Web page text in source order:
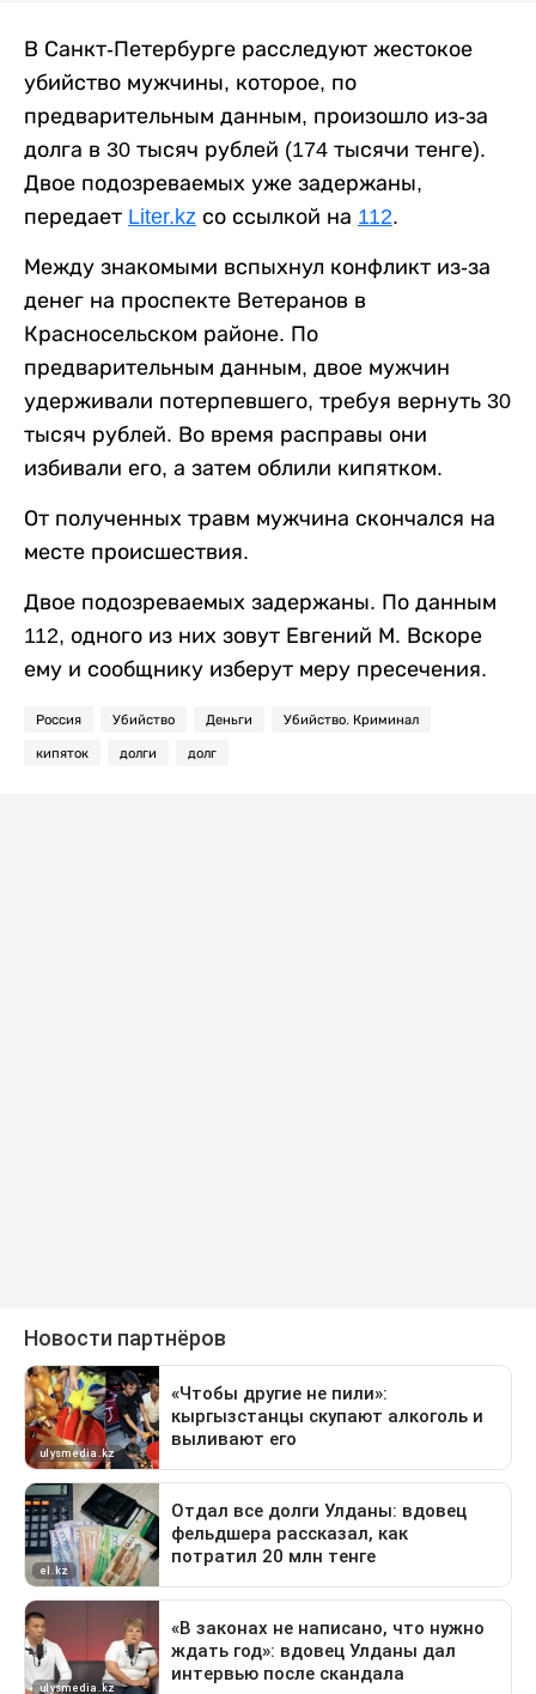
В Санкт-Петербурге расследуют жестокое
убийство мужчины, которое, по
предварительным данным, произошло из-за
долга в 30 тысяч рублей (174 тысячи тенге).
Двое подозреваемых уже задержаны,
передает Liter.kz со ссылкой на 112.
Между знакомыми вспыхнул конфликт из-за
денег на проспекте Ветеранов в
Красносельском районе. По
предварительным данным, двое мужчин
удерживали потерпевшего, требуя вернуть 30
тысяч рублей. Во время расправы они
избивали его, а затем облили кипятком.
От полученных травм мужчина скончался на
месте происшествия.
Двое подозреваемых задержаны. По данным
112, одного из них зовут Евгений М. Вскоре
ему и сообщнику изберут меру пресечения.
Россия Убийство Деньги Убийство. Криминал
кипяток долги долг